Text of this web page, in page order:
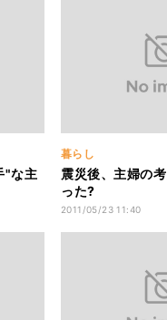
"な主
暮らし
震災後、主婦の
った?
2011/05/23 11:40